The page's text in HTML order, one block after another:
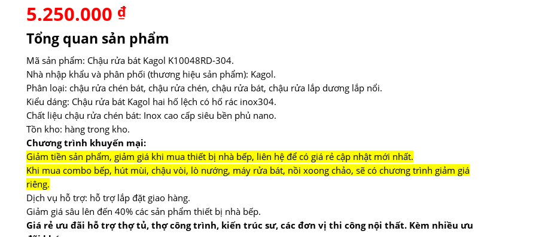
Giá
gốc
là:
7.000.000 ₫.
5.250.000 ₫Giá
tại
là:
5.250.000 ₫.
Tổng quan sản phẩm
Mã sản phẩm: Chậu rửa bát Kagol K10048RD-304.
Nhà nhập khẩu và phân phối (thương hiệu sản phẩm): Kagol.
Phân loại: chậu rửa chén bát, chậu rửa chén, chậu rửa bát, chậu rửa lắp dương lắp nổi.
Kiểu dáng: Chậu rửa bát Kagol hai hố lệch có hố rác inox304.
Chất liệu chậu rửa chén bát: Inox cao cấp siêu bền phủ nano.
Tồn kho: hàng trong kho.
Chương trình khuyến mại:
Giảm tiền sản phẩm, giảm giá khi mua thiết bị nhà bếp, liên hệ để có giá rẻ cập nhật mới nhất.
Khi mua combo bếp, hút mùi, chậu vòi, lò nướng, máy rửa bát, nồi xoong chảo, sẽ có chương trình giảm giá
riêng.
Dịch vụ hỗ trợ: hỗ trợ lắp đặt giao hàng.
Giảm giá sâu lên đến 40% các sản phẩm thiết bị nhà bếp.
Giá rẻ ưu đãi hỗ trợ thợ tủ, thợ công trình, kiến trúc sư, các đơn vị thi công nội thất. Kèm nhiều ưu